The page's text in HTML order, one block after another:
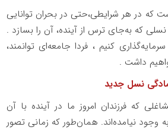
که در هر شرایطی،حتی در بحران توانایی
که به‌جای ترس از آینده، آن را بسازد .
کنیم ، فردا جامعه‌ای توانمند،
داشت .
نسل جدید
که فرزندان امروز ما در آینده با آن
وجود نیامده‌اند. همان‌طور که زمانی تصور